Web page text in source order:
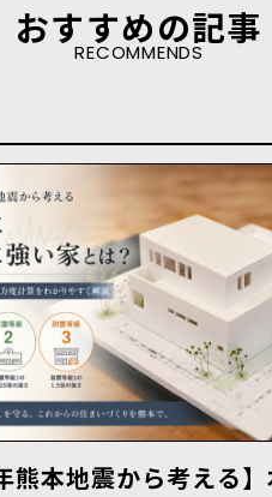
おすすめの記事
RECOMMENDS
熊本地震から考える